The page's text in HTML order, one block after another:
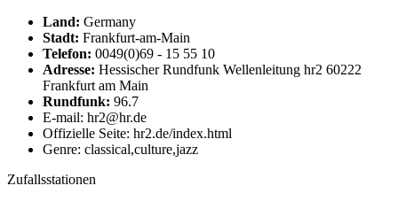
Land: Germany
Stadt: Frankfurt-am-Main
Telefon: 0049(0)69 - 15 55 10
Adresse: Hessischer Rundfunk Wellenleitung hr2 60222
Frankfurt am Main
Rundfunk: 96.7
E-mail: hr2@hr.de
Offizielle Seite: hr2.de/index.html
Genre: classical,culture,jazz
Zufallsstationen